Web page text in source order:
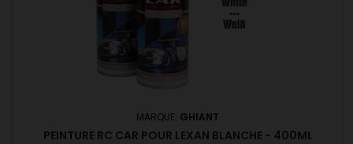
MARQUE: GHIANT
PEINTURE RC CAR POUR LEXAN BLANCHE - 400ML